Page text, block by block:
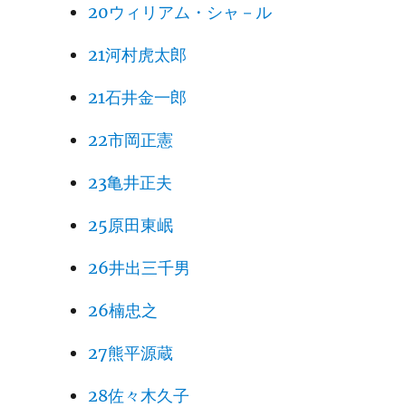
20ウィリアム・シャ－ル
21河村虎太郎
21石井金一郎
22市岡正憲
23亀井正夫
25原田東岷
26井出三千男
26楠忠之
27熊平源蔵
28佐々木久子